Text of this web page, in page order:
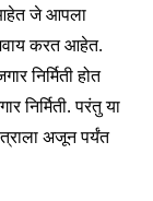
आहेत जे आपला
करत आहेत.
निर्मिती होत
निर्मिती. परंतु या
अजून पर्यंत